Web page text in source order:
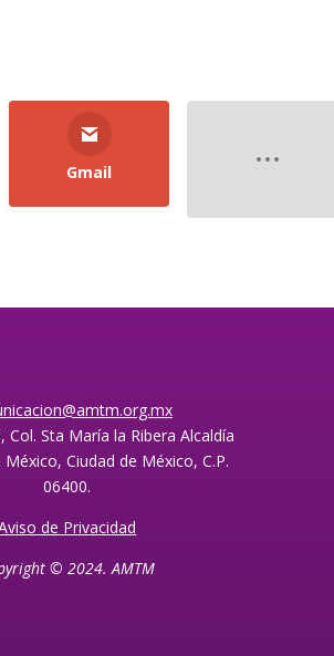
Gmail
Col. Sta María la Ribera Alcaldía
Ciudad de México, C.P.
06400.
de Privacidad
© 2024. AMTM